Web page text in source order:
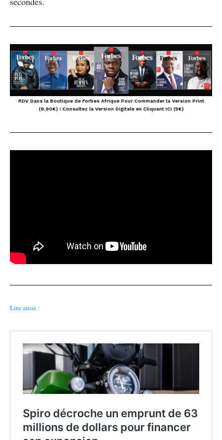
RDV Dans la Boutique de Forbes Afrique Pour Commander la Version Print
(9,90€) I Consultez la Version Digitale en Cliquant ICI (5€)
Lire aussi :